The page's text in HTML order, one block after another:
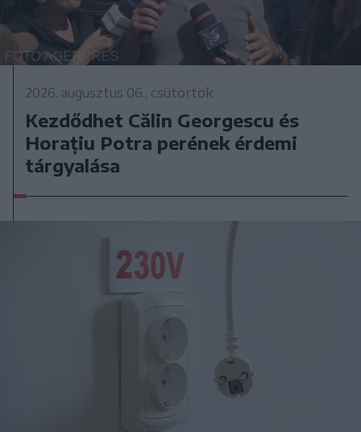
2026. augusztus 06., csütörtök
Kezdődhet Călin Georgescu és
Horațiu Potra perének érdemi
tárgyalása